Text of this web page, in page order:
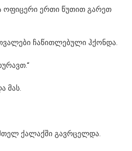
ოფიცერი ერთი წუთით გარეთ
ჩაწითლებული ჰქონდა.
მას.
ქალაქში გავრცელდა.